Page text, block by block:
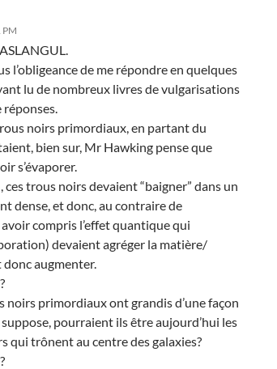
PM
l’obligeance de me répondre en quelques
lu de nombreux livres de vulgarisations
réponses.
noirs primordiaux, en partant du
bien sur, Mr Hawking pense que
s’évaporer.
ces trous noirs devaient “baigner” dans un
dense, et donc, au contraire de
avoir compris l’effet quantique qui
devaient agréger la matière/
augmenter.
noirs primordiaux ont grandis d’une façon
pourraient ils être aujourd’hui les
qui trônent au centre des galaxies?